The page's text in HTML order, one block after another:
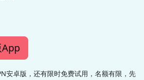
安卓版，还有限时免费试用，名额有限，先